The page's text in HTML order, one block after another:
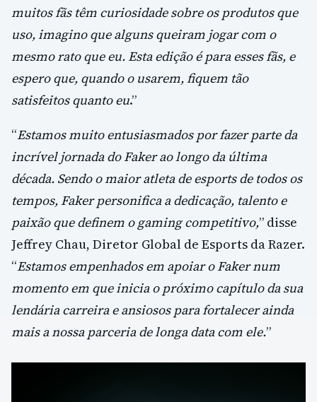
muitos fãs têm curiosidade sobre os produtos que
uso, imagino que alguns queiram jogar com o
mesmo rato que eu. Esta edição é para esses fãs, e
espero que, quando o usarem, fiquem tão
satisfeitos quanto eu.”
“Estamos muito entusiasmados por fazer parte da
incrível jornada do Faker ao longo da última
década. Sendo o maior atleta de esports de todos os
tempos, Faker personifica a dedicação, talento e
paixão que definem o gaming competitivo,” disse
Jeffrey Chau, Diretor Global de Esports da Razer.
“Estamos empenhados em apoiar o Faker num
momento em que inicia o próximo capítulo da sua
lendária carreira e ansiosos para fortalecer ainda
mais a nossa parceria de longa data com ele.”